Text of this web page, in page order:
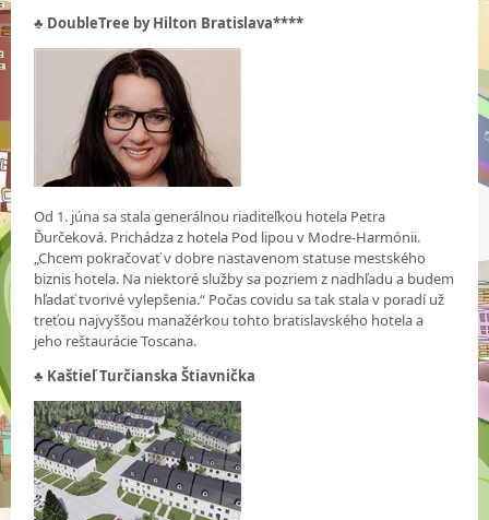
♣ DoubleTree by Hilton Bratislava****
Od 1. júna sa stala generálnou riaditeľkou hotela Petra
Ďurčeková. Prichádza z hotela Pod lipou v Modre-Harmónii.
„Chcem pokračovať v dobre nastavenom statuse mestského
biznis hotela. Na niektoré služby sa pozriem z nadhľadu a budem
hľadať tvorivé vylepšenia.“ Počas covidu sa tak stala v poradí už
treťou najvyššou manažérkou tohto bratislavského hotela a
jeho reštaurácie Toscana.
♣ Kaštieľ Turčianska Štiavnička